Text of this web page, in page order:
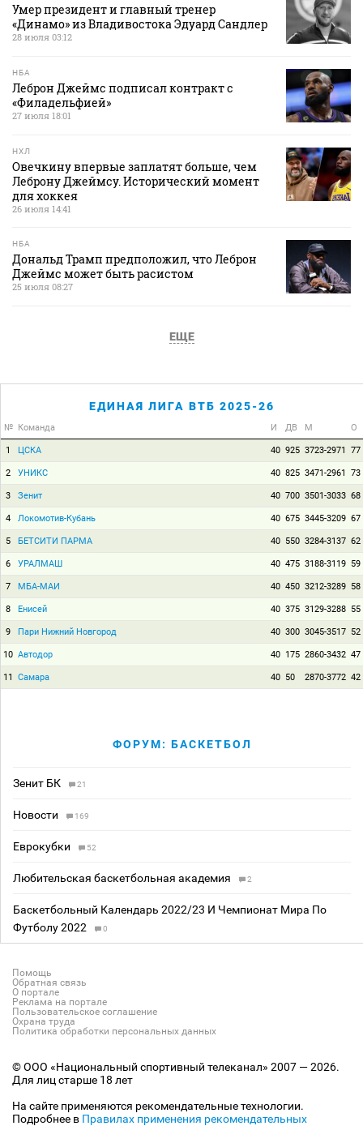
Умер президент и главный тренер
«Динамо» из Владивостока Эдуард Сандлер
28 июля 03:12
НБА
Леброн Джеймс подписал контракт с
«Филадельфией»
27 июля 18:01
НХЛ
Овечкину впервые заплатят больше, чем
Леброну Джеймсу. Исторический момент
для хоккея
26 июля 14:41
НБА
Дональд Трамп предположил, что Леброн
Джеймс может быть расистом
25 июля 08:27
ЕЩЕ
ЕДИНАЯ ЛИГА ВТБ 2025-26
№ Команда И ДВ М О
1 ЦСКА 40 925 3723-2971 77
2 УНИКС 40 825 3471-2961 73
3 Зенит 40 700 3501-3033 68
4 Локомотив-Кубань 40 675 3445-3209 67
5 БЕТСИТИ ПАРМА 40 550 3284-3137 62
6 УРАЛМАШ 40 475 3188-3119 59
7 МБА-МАИ 40 450 3212-3289 58
8 Енисей 40 375 3129-3288 55
9 Пари Нижний Новгород 40 300 3045-3517 52
10 Автодор 40 175 2860-3432 47
11 Самара 40 50 2870-3772 42
ФОРУМ: БАСКЕТБОЛ
Зенит БК 21
Новости 169
Еврокубки 52
Любительская баскетбольная академия 2
Баскетбольный Календарь 2022/23 И Чемпионат Мира По
Футболу 2022
0
Помощь
Обратная связь
О портале
Реклама на портале
Пользовательское соглашение
Охрана труда
Политика обработки персональных данных
© ООО «Национальный спортивный телеканал» 2007 — 2026.
Для лиц старше 18 лет
На сайте применяются рекомендательные технологии.
Подробнее в Правилах применения рекомендательных